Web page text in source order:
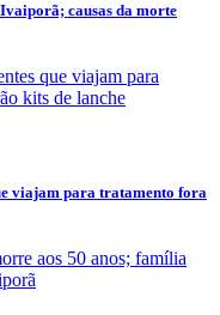
causas da morte
viajam para tratamento fora